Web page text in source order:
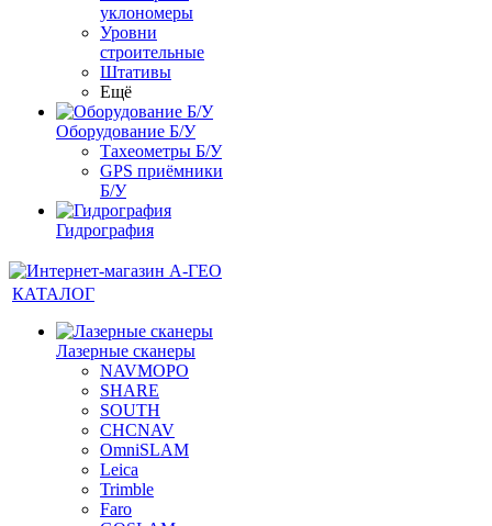
уклономеры
Уровни
строительные
Штативы
Ещё
Оборудование Б/У
Тахеометры Б/У
GPS приёмники
Б/У
Гидрография
КАТАЛОГ
Лазерные сканеры
NAVMOPO
SHARE
SOUTH
CHCNAV
OmniSLAM
Leica
Trimble
Faro